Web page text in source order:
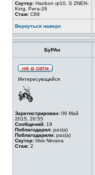
Скутер: Haobon qt10, S ZNEN-
King, Рига-26
Стаж: C89
Вернуться наверх
БуРАн
Интересующийся
Зарегистрирован: 06 Май
2015, 20:55
Сообщений: 19
Поблагодарил: раз(а)
Поблагодарили: раз(а)
Скутер: Irbis Nirvana
Стаж: 2